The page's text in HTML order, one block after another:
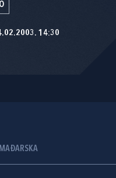
14:30
MAĐARSKA